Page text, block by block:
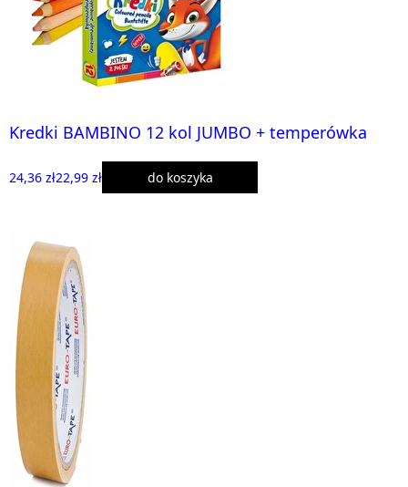
Kredki BAMBINO 12 kol JUMBO + temperówka
24,36 zł22,99 zł do koszyka